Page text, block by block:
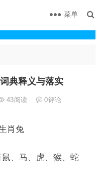
菜单
典释义与落实
43阅读 0评论
肖兔
、马、虎、猴、蛇